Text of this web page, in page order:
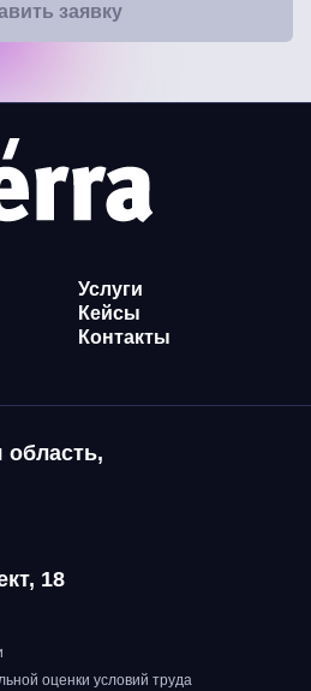
заявку
Услуги
Кейсы
Контакты
область,
18
оценки условий труда